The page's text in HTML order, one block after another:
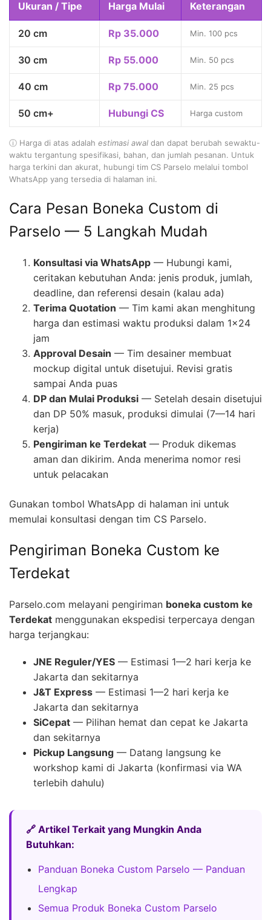
Ukuran / Tipe Harga Mulai Keterangan
20 cm Rp 35.000 Min. 100 pcs
30 cm Rp 55.000 Min. 50 pcs
40 cm Rp 75.000 Min. 25 pcs
50 cm+ Hubungi CS Harga custom
ⓘ Harga di atas adalah estimasi awal dan dapat berubah sewaktu-
waktu tergantung spesifikasi, bahan, dan jumlah pesanan. Untuk
harga terkini dan akurat, hubungi tim CS Parselo melalui tombol
WhatsApp yang tersedia di halaman ini.
Cara Pesan Boneka Custom di
Parselo — 5 Langkah Mudah
Konsultasi via WhatsApp — Hubungi kami,
ceritakan kebutuhan Anda: jenis produk, jumlah,
deadline, dan referensi desain (kalau ada)
Terima Quotation — Tim kami akan menghitung
harga dan estimasi waktu produksi dalam 1×24
jam
Approval Desain — Tim desainer membuat
mockup digital untuk disetujui. Revisi gratis
sampai Anda puas
DP dan Mulai Produksi — Setelah desain disetujui
dan DP 50% masuk, produksi dimulai (7—14 hari
kerja)
Pengiriman ke Terdekat — Produk dikemas
aman dan dikirim. Anda menerima nomor resi
untuk pelacakan
Gunakan tombol WhatsApp di halaman ini untuk
memulai konsultasi dengan tim CS Parselo.
Pengiriman Boneka Custom ke
Terdekat
Parselo.com melayani pengiriman boneka custom ke
Terdekat menggunakan ekspedisi terpercaya dengan
harga terjangkau:
JNE Reguler/YES — Estimasi 1—2 hari kerja ke
Jakarta dan sekitarnya
J&T Express — Estimasi 1—2 hari kerja ke
Jakarta dan sekitarnya
SiCepat — Pilihan hemat dan cepat ke Jakarta
dan sekitarnya
Pickup Langsung — Datang langsung ke
workshop kami di Jakarta (konfirmasi via WA
terlebih dahulu)
🔗 Artikel Terkait yang Mungkin Anda
Butuhkan:
Panduan Boneka Custom Parselo — Panduan
Lengkap
Semua Produk Boneka Custom Parselo